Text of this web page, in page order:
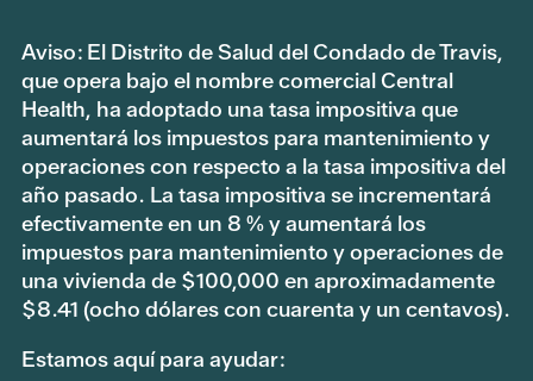
Aviso: El Distrito de Salud del Condado de Travis,
que opera bajo el nombre comercial Central
Health, ha adoptado una tasa impositiva que
aumentará los impuestos para mantenimiento y
operaciones con respecto a la tasa impositiva del
año pasado. La tasa impositiva se incrementará
efectivamente en un 8 % y aumentará los
impuestos para mantenimiento y operaciones de
una vivienda de $100,000 en aproximadamente
$8.41 (ocho dólares con cuarenta y un centavos).
Estamos aquí para ayudar: